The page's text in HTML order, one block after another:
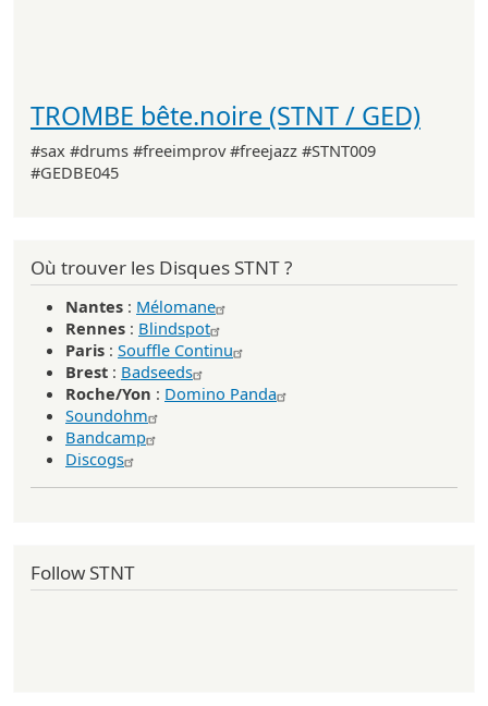
TROMBE bête.noire (STNT / GED)
#sax #drums #freeimprov #freejazz #STNT009
#GEDBE045
Où trouver les Disques STNT ?
Nantes : Mélomane
Rennes : Blindspot
Paris : Souffle Continu
Brest : Badseeds
Roche/Yon : Domino Panda
Soundohm
Bandcamp
Discogs
Follow STNT